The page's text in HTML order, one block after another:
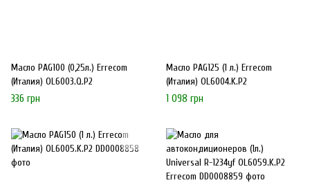
Масло PAG100 (0,25л.) Errecom
(Италия) OL6003.Q.P2
336 грн
Масло PAG125 (1 л.) Errecom
(Италия) OL6004.K.P2
1 098 грн